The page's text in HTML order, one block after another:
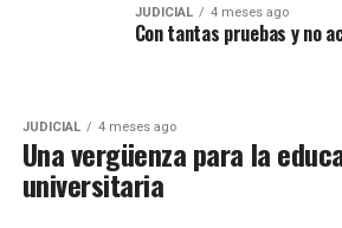
JUDICIAL 4 meses ago
Con tantas pruebas y no
JUDICIAL 4 meses ago
Una vergüenza para la
universitaria